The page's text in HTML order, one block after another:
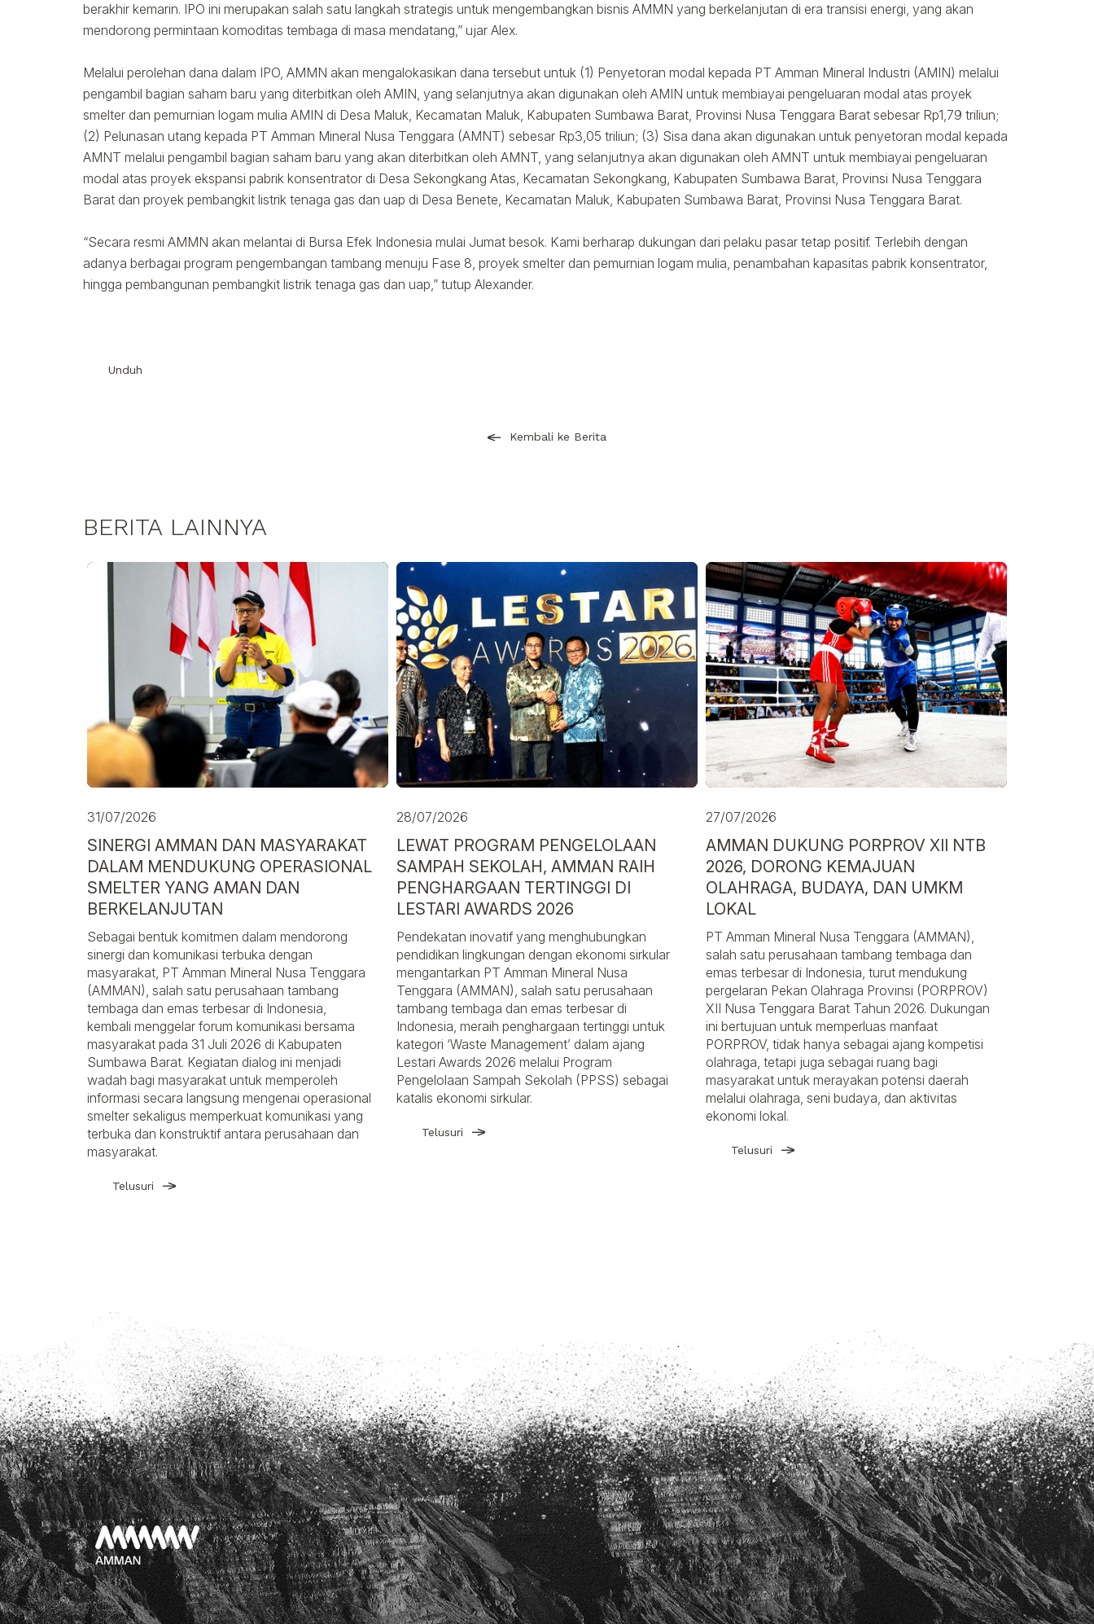
berakhir kemarin. IPO ini merupakan salah satu langkah strategis untuk mengembangkan bisnis AMMN yang berkelanjutan di era transisi energi, yang akan
mendorong permintaan komoditas tembaga di masa mendatang,” ujar Alex.
Melalui perolehan dana dalam IPO, AMMN akan mengalokasikan dana tersebut untuk (1) Penyetoran modal kepada PT Amman Mineral Industri (AMIN) melalui
pengambil bagian saham baru yang diterbitkan oleh AMIN, yang selanjutnya akan digunakan oleh AMIN untuk membiayai pengeluaran modal atas proyek
smelter dan pemurnian logam mulia AMIN di Desa Maluk, Kecamatan Maluk, Kabupaten Sumbawa Barat, Provinsi Nusa Tenggara Barat sebesar Rp1,79 triliun;
(2) Pelunasan utang kepada PT Amman Mineral Nusa Tenggara (AMNT) sebesar Rp3,05 triliun; (3) Sisa dana akan digunakan untuk penyetoran modal kepada
AMNT melalui pengambil bagian saham baru yang akan diterbitkan oleh AMNT, yang selanjutnya akan digunakan oleh AMNT untuk membiayai pengeluaran
modal atas proyek ekspansi pabrik konsentrator di Desa Sekongkang Atas, Kecamatan Sekongkang, Kabupaten Sumbawa Barat, Provinsi Nusa Tenggara
Barat dan proyek pembangkit listrik tenaga gas dan uap di Desa Benete, Kecamatan Maluk, Kabupaten Sumbawa Barat, Provinsi Nusa Tenggara Barat.
“Secara resmi AMMN akan melantai di Bursa Efek Indonesia mulai Jumat besok. Kami berharap dukungan dari pelaku pasar tetap positif. Terlebih dengan
adanya berbagai program pengembangan tambang menuju Fase 8, proyek smelter dan pemurnian logam mulia, penambahan kapasitas pabrik konsentrator,
hingga pembangunan pembangkit listrik tenaga gas dan uap,” tutup Alexander.
Unduh
Kembali ke Berita
BERITA LAINNYA
31/07/2026
SINERGI AMMAN DAN MASYARAKAT
DALAM MENDUKUNG OPERASIONAL
SMELTER YANG AMAN DAN
BERKELANJUTAN
Sebagai bentuk komitmen dalam mendorong
sinergi dan komunikasi terbuka dengan
masyarakat, PT Amman Mineral Nusa Tenggara
(AMMAN), salah satu perusahaan tambang
tembaga dan emas terbesar di Indonesia,
kembali menggelar forum komunikasi bersama
masyarakat pada 31 Juli 2026 di Kabupaten
Sumbawa Barat. Kegiatan dialog ini menjadi
wadah bagi masyarakat untuk memperoleh
informasi secara langsung mengenai operasional
smelter sekaligus memperkuat komunikasi yang
terbuka dan konstruktif antara perusahaan dan
masyarakat.
Telusuri
28/07/2026
LEWAT PROGRAM PENGELOLAAN
SAMPAH SEKOLAH, AMMAN RAIH
PENGHARGAAN TERTINGGI DI
LESTARI AWARDS 2026
Pendekatan inovatif yang menghubungkan
pendidikan lingkungan dengan ekonomi sirkular
mengantarkan PT Amman Mineral Nusa
Tenggara (AMMAN), salah satu perusahaan
tambang tembaga dan emas terbesar di
Indonesia, meraih penghargaan tertinggi untuk
kategori ‘Waste Management’ dalam ajang
Lestari Awards 2026 melalui Program
Pengelolaan Sampah Sekolah (PPSS) sebagai
katalis ekonomi sirkular.
Telusuri
27/07/2026
AMMAN DUKUNG PORPROV XII NTB
2026, DORONG KEMAJUAN
OLAHRAGA, BUDAYA, DAN UMKM
LOKAL
PT Amman Mineral Nusa Tenggara (AMMAN),
salah satu perusahaan tambang tembaga dan
emas terbesar di Indonesia, turut mendukung
pergelaran Pekan Olahraga Provinsi (PORPROV)
XII Nusa Tenggara Barat Tahun 2026. Dukungan
ini bertujuan untuk memperluas manfaat
PORPROV, tidak hanya sebagai ajang kompetisi
olahraga, tetapi juga sebagai ruang bagi
masyarakat untuk merayakan potensi daerah
melalui olahraga, seni budaya, dan aktivitas
ekonomi lokal.
Telusuri